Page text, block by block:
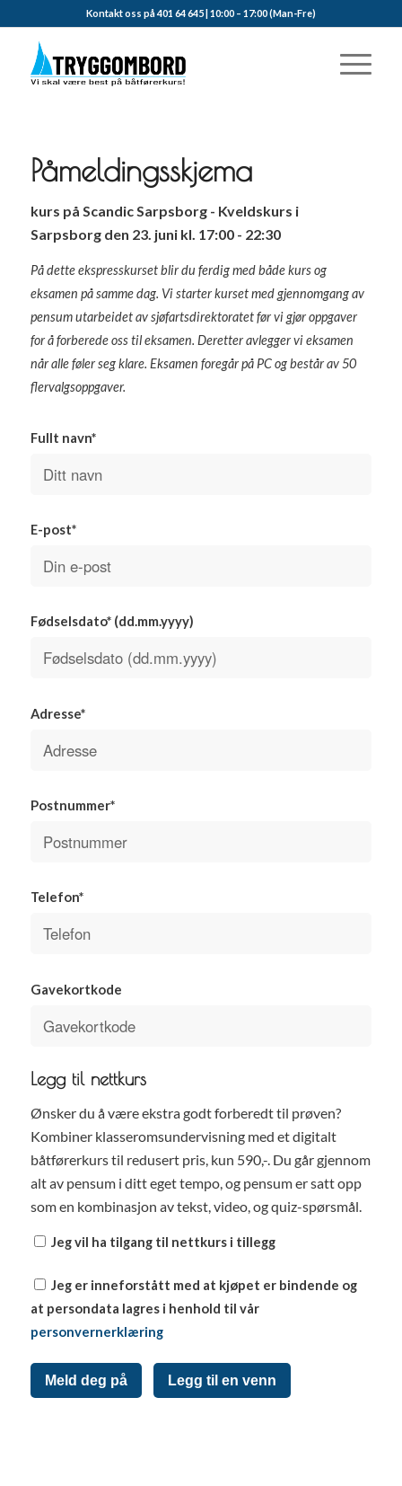
Kontakt oss på 401 64 645 | 10:00 – 17:00 (Man-Fre)
Påmeldingsskjema
kurs på Scandic Sarpsborg - Kveldskurs i
Sarpsborg den 23. juni kl. 17:00 - 22:30
På dette ekspresskurset blir du ferdig med både kurs og
eksamen på samme dag. Vi starter kurset med gjennomgang av
pensum utarbeidet av sjøfartsdirektoratet før vi gjør oppgaver
for å forberede oss til eksamen. Deretter avlegger vi eksamen
når alle føler seg klare. Eksamen foregår på PC og består av 50
flervalgsoppgaver.
Fullt navn*
E-post*
Fødselsdato* (dd.mm.yyyy)
Adresse*
Postnummer*
Telefon*
Gavekortkode
Legg til nettkurs
Ønsker du å være ekstra godt forberedt til prøven?
Kombiner klasseromsundervisning med et digitalt
båtførerkurs til redusert pris, kun 590,-. Du går gjennom
alt av pensum i ditt eget tempo, og pensum er satt opp
som en kombinasjon av tekst, video, og quiz-spørsmål.
Jeg vil ha tilgang til nettkurs i tillegg
Jeg er inneforstått med at kjøpet er bindende og
at persondata lagres i henhold til vår
personvernerklæring
Meld deg på Legg til en venn